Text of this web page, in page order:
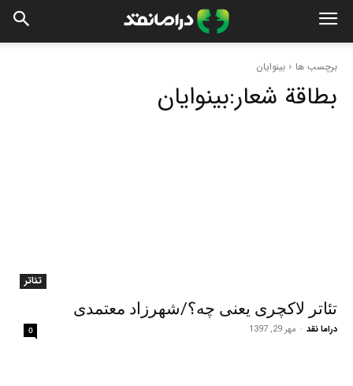
برچسب ها بینوایان
بطاقة شعار:بینوایان
تئاتر
تئاتر لاکچری یعنی چه؟/شهرزاد معتمدی
دراما نقد - مهر 29, 1397 0